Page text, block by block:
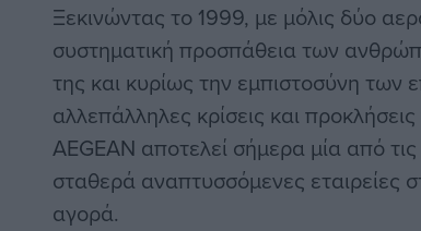
Ξεκινώντας το 1999, με μόλις δύο
συστηματική προσπάθεια των
της και κυρίως την εμπιστοσύνη των
αλλεπάλληλες κρίσεις και
AEGEAN αποτελεί σήμερα μία από
σταθερά αναπτυσσόμενες εταιρείες
αγορά.